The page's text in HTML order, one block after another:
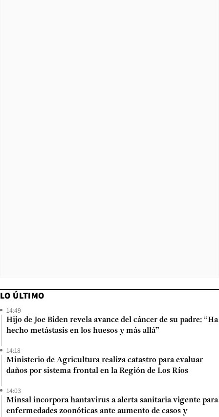
LO ÚLTIMO
14:49
Hijo de Joe Biden revela avance del cáncer de su padre: “Ha
hecho metástasis en los huesos y más allá”
14:18
Ministerio de Agricultura realiza catastro para evaluar
daños por sistema frontal en la Región de Los Ríos
14:03
Minsal incorpora hantavirus a alerta sanitaria vigente para
enfermedades zoonóticas ante aumento de casos y